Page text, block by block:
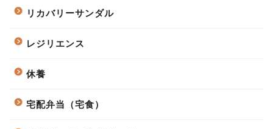
リカバリーサンダル
レジリエンス
休養
宅配弁当（宅食）